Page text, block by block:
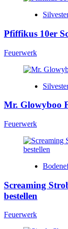
Pfiffikus 10er
Feuerwerk
Mr. Glowyboo
Feuerwerk
Screaming
bestellen
Feuerwerk